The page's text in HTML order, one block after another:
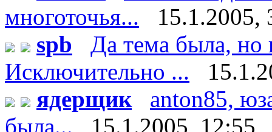
многоточья...
15.1.2005,
spb
Да тема была,
Исключительно ...
ядерщик
anton85,
была...
15.1.2005, 12:55